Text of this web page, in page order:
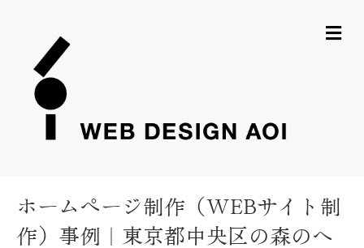
メ
ホームページ制作（WEBサイト制
作）事例｜東京都中央区の森のヘ